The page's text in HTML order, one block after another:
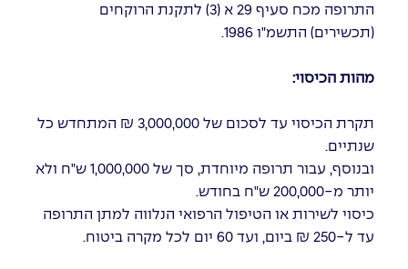
התרופה מכח סעיף 29 א (3) לתקנת הרוקחים
(תכשירים) התשמ"ו 1986.
מהות הכיסוי:
תקרת הכיסוי עד לסכום של 3,000,000 ₪ המתחדש כל
שנתיים.
ובנוסף, עבור תרופה מיוחדת, סך של 1,000,000 ש"ח ולא
יותר מ-200,000 ש"ח בחודש.
כיסוי לשירות או הטיפול הרפואי הנלווה למתן התרופה
עד ל-250 ₪ ביום, ועד 60 יום לכל מקרה ביטוח.